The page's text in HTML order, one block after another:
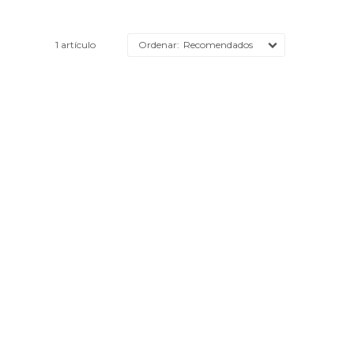
1 artículo Recomendados